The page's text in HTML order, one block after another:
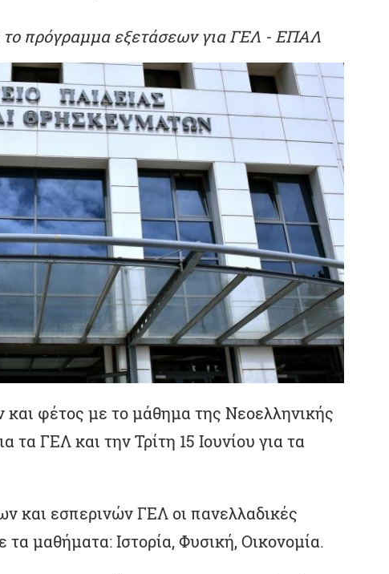
το πρόγραμμα εξετάσεων για ΓΕΛ - ΕΠΑΛ
και φέτος με το μάθημα της Νεοελληνικής
τα ΓΕΛ και την Τρίτη 15 Ιουνίου για τα
και εσπερινών ΓΕΛ οι πανελλαδικές
τα μαθήματα: Ιστορία, Φυσική, Οικονομία.